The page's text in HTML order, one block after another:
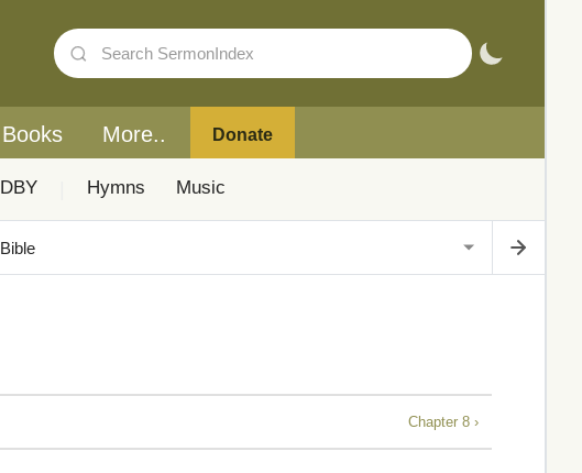
Books More.. Donate
DBY Hymns Music
Chapter 8 ›